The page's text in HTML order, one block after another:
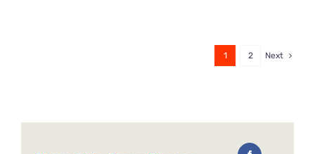
1 2 Next